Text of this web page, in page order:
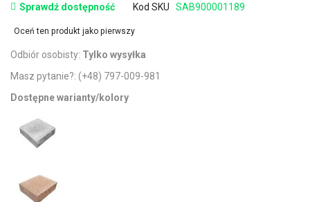
Sprawdź dostępność Kod SKU SAB900001189
Oceń ten produkt jako pierwszy
Odbiór osobisty: Tylko wysyłka
Masz pytanie?: (+48) 797-009-981
Dostępne warianty/kolory